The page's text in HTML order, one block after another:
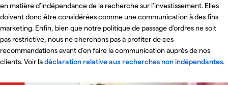
en matière d’indépendance de la recherche sur l’investissement. Elles
doivent donc être considérées comme une communication à des fins
marketing. Enfin, bien que notre politique de passage d’ordres ne soit
pas restrictive, nous ne cherchons pas à profiter de ces
recommandations avant d’en faire la communication auprès de nos
clients. Voir ladéclaration relative aux recherches non indépendantes.